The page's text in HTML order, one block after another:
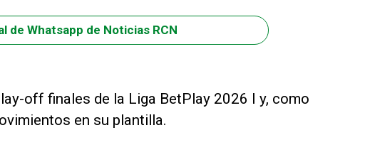
de Whatsapp de Noticias RCN
off finales de la Liga BetPlay 2026 I y, como
en su plantilla.